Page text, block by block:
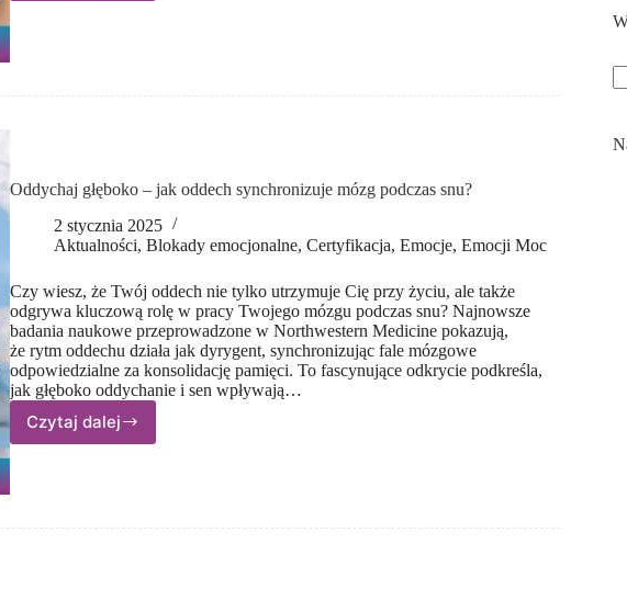
nasz
Oddychaj głęboko – jak oddech synchronizuje mózg podczas snu?
2 stycznia 2025
Aktualności, Blokady emocjonalne, Certyfikacja, Emocje, Emocji Moc
Czy wiesz, że Twój oddech nie tylko utrzymuje Cię przy życiu, ale także
odgrywa kluczową rolę w pracy Twojego mózgu podczas snu? Najnowsze
badania naukowe przeprowadzone w Northwestern Medicine pokazują,
że rytm oddechu działa jak dyrygent, synchronizując fale mózgowe
odpowiedzialne za konsolidację pamięci. To fascynujące odkrycie podkreśla,
jak głęboko oddychanie i sen wpływają…
Czytaj dalej
Oddychaj
synchronizuje